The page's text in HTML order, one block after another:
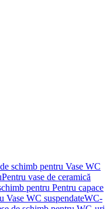
schimb pentru Vase WC
Pentru vase de ceramică
pentru Pentru capace
Vase WC suspendateWC-